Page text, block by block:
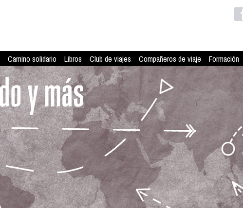
Camino solidario Libros Club de viajes Compañeros de viaje Formación